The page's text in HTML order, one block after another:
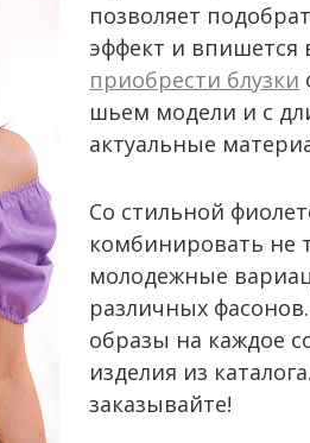
позволяет
эффект и
приобрести блузки
шьем модели и с
актуальные
Со стильной
комбинировать не
молодежные
различных
образы на каждое
изделия из
заказывайте!